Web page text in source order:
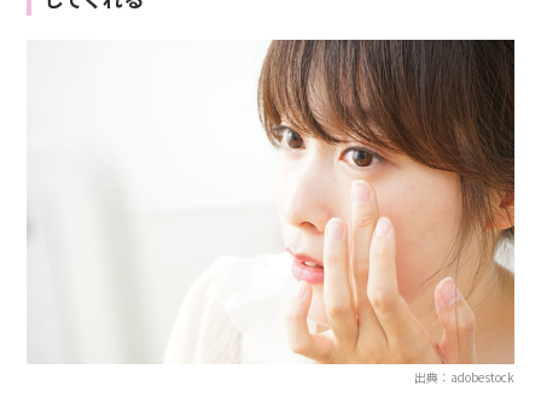
出典：adobestock